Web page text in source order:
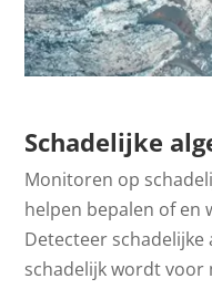
Schadelijke
Monitoren op
helpen bepalen of en
Detecteer
schadelijk wordt voor